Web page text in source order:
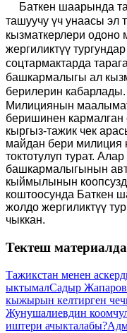
Баткен шаарында
ташуучу үч унаасы эл
кызматкерлери
жергиликтүү
соцтармактарда
башкармалыгы ал
берилерин кабарлады.
Милициянын
беришинен
кыргыз-тажик чек
майдан бери милиция
токтотулуп турат.
башкармалыгынын
кыймылынын
коштоосунда Баткен
жолдо жергиликтүү
чыккан.
Тектеш
Тажикстан менен
ыктымалСадыр
кыжырын келтирген
Жунушалиевдин
иштери ачыкталабы?